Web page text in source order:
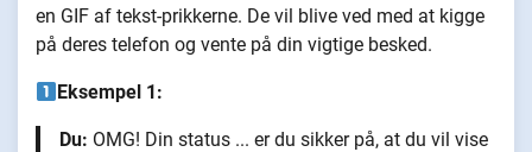
en GIF af tekst-prikkerne. De vil blive ved med at kigge
på deres telefon og vente på din vigtige besked.
Eksempel 1:
Du: OMG! Din status ... er du sikker på, at du vil vise